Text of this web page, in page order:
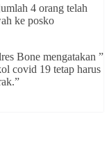
4 orang telah
ke posko
Bone mengatakan ”
covid 19 tetap harus